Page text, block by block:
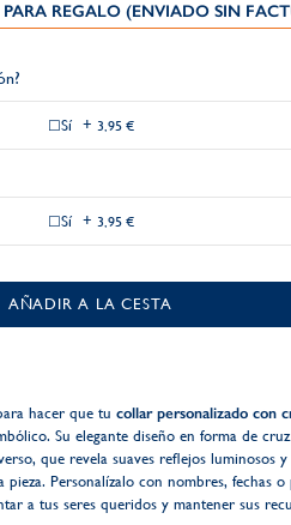
REGALO (ENVIADO SIN
Sí + 3,95 €
Sí + 3,95 €
AÑADIR A LA CESTA
hacer que tu collar personalizado con
Su elegante diseño en forma de
que revela suaves reflejos luminosos
Personalízalo con nombres, fechas o
a tus seres queridos y mantener sus